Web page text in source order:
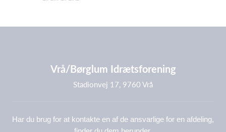
Vrå/Børglum Idrætsforening
Stadionvej 17, 9760 Vrå
Har du brug for at kontakte en af de ansvarlige for en afdeling,